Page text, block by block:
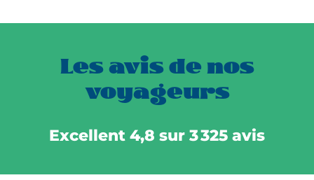
Les avis de nos
voyageurs
Excellent 4,8 sur 3 325 avis